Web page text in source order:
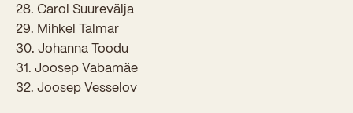
Kooliõde ja koolipsühholoogid
28. Carol Suurevälja
29. Mihkel Talmar
30. Johanna Toodu
31. Joosep Vabamäe
32. Joosep Vesselov